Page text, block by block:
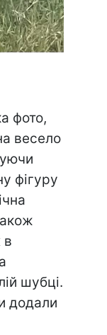
фото,
весело
фігуру
в
шубці.
додали